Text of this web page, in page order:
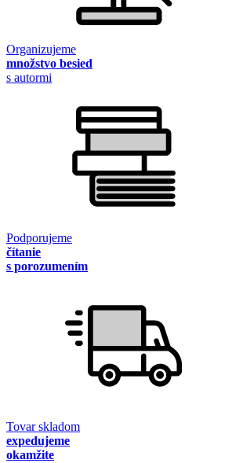
Organizujeme
množstvo besied
s autormi
Podporujeme
čítanie
s porozumením
Tovar skladom
expedujeme
okamžite